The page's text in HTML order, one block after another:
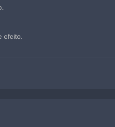
efeito.